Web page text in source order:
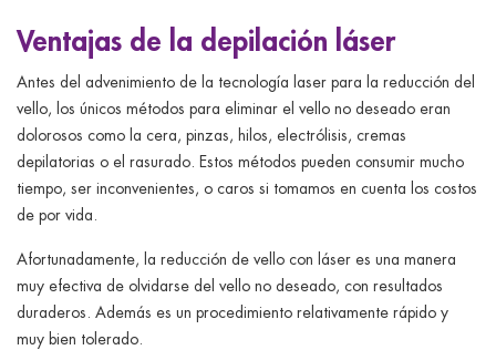
menu
Ventajas de la depilación láser
Antes del advenimiento de la tecnología laser para la reducción del
vello, los únicos métodos para eliminar el vello no deseado eran
dolorosos como la cera, pinzas, hilos, electrólisis, cremas
depilatorias o el rasurado. Estos métodos pueden consumir mucho
tiempo, ser inconvenientes, o caros si tomamos en cuenta los costos
de por vida.
Afortunadamente, la reducción de vello con láser es una manera
muy efectiva de olvidarse del vello no deseado, con resultados
duraderos. Además es un procedimiento relativamente rápido y
muy bien tolerado.